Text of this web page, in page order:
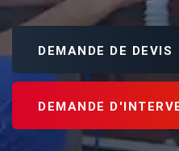
DEMANDE DE DEVIS
DEMANDE